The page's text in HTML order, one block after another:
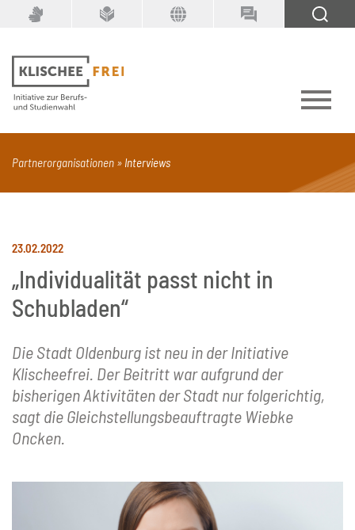
Suchbegriff
PDF Seite mit Video Alle Dokumenttypen
Partnerorganisationen Interviews
23.02.2022
„Individualität passt nicht in
Schubladen“
Die Stadt Oldenburg ist neu in der Initiative
Klischeefrei. Der Beitritt war aufgrund der
bisherigen Aktivitäten der Stadt nur folgerichtig,
sagt die Gleichstellungsbeauftragte Wiebke
Oncken.